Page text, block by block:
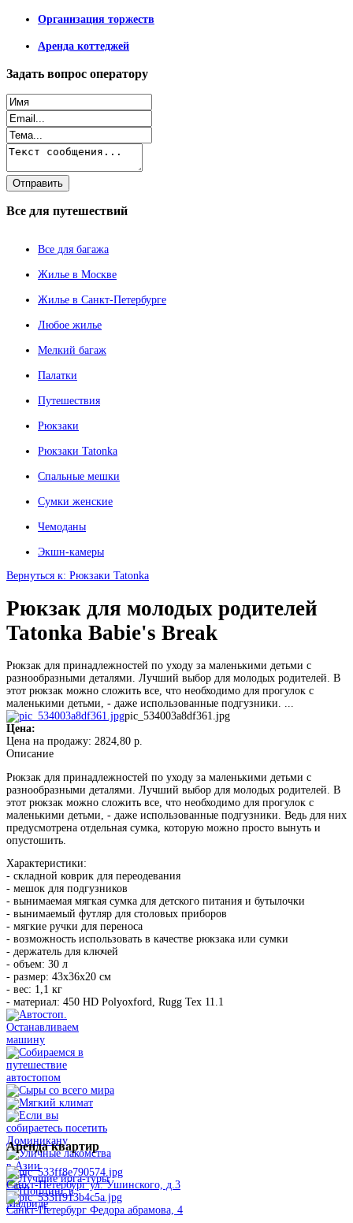
Организация торжеств
Аренда коттеджей
Задать вопрос оператору
Все для путешествий
Все для багажа
Жилье в Москве
Жилье в Санкт-Петербурге
Любое жилье
Мелкий багаж
Палатки
Путешествия
Рюкзаки
Рюкзаки Tatonka
Спальные мешки
Сумки женские
Чемоданы
Экшн-камеры
Вернуться к: Рюкзаки Tatonka
Рюкзак для молодых родителей
Tatonka Babie's Break
Рюкзак для принадлежностей по уходу за маленькими детьми с
разнообразными деталями. Лучший выбор для молодых родителей. В
этот рюкзак можно сложить все, что необходимо для прогулок с
маленькими детьми, - даже использованные подгузники. ...
pic_534003a8df361.jpg
Цена:
Цена на продажу: 2824,80 р.
Описание
Рюкзак для принадлежностей по уходу за маленькими детьми с
разнообразными деталями. Лучший выбор для молодых родителей. В
этот рюкзак можно сложить все, что необходимо для прогулок с
маленькими детьми, - даже использованные подгузники. Ведь для них
предусмотрена отдельная сумка, которую можно просто вынуть и
опустошить.
Характеристики:
- складной коврик для переодевания
- мешок для подгузников
- вынимаемая мягкая сумка для детского питания и бутылочки
- вынимаемый футляр для столовых приборов
- мягкие ручки для переноса
- возможность использовать в качестве рюкзака или сумки
- держатель для ключей
- объем: 30 л
- размер: 43x36x20 см
- вес: 1,1 кг
- материал: 450 HD Polyoxford, Rugg Tex 11.1
Арендаквартир
Санкт-Петербург ул. Ушинского, д.3
Санкт-Петербург Федора абрамова, 4